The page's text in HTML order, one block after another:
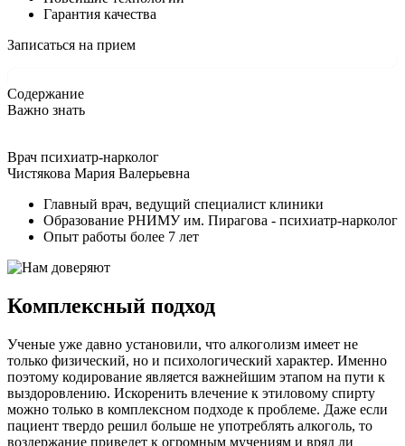
Гарантия качества
Записаться на прием
Содержание
Важно знать
Врач психиатр-нарколог
Чистякова Мария Валерьевна
Главный врач, ведущий специалист клиники
Образование РНИМУ им. Пирагова - психиатр-нарколог
Опыт работы более 7 лет
Комплексный подход
Ученые уже давно установили, что алкоголизм имеет не
только физический, но и психологический характер. Именно
поэтому кодирование является важнейшим этапом на пути к
выздоровлению. Искоренить влечение к этиловому спирту
можно только в комплексном подходе к проблеме. Даже если
пациент твердо решил больше не употреблять алкоголь, то
воздержание приведет к огромным мучениям и вряд ли